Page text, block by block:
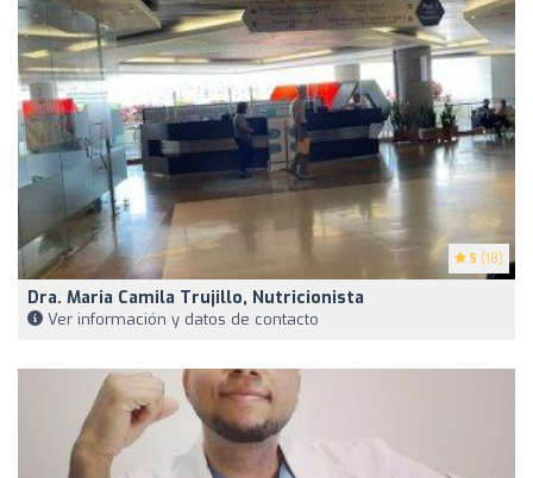
5 (18)
Dra. Maria Camila Trujillo, Nutricionista
Ver información y datos de contacto